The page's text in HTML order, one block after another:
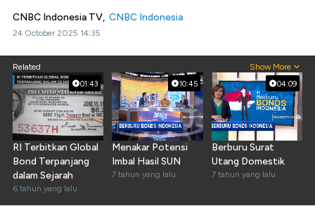
CNBC Indonesia TV, CNBC Indonesia
24 October 2025 14:35
Related Show More
01:43
RI Terbitkan Global
Bond Terpanjang
dalam Sejarah
6 tahun yang lalu
10:45
Menakar Potensi
Imbal Hasil SUN
7 tahun yang lalu
04:09
Berburu Surat
Utang Domestik
7 tahun yang lalu